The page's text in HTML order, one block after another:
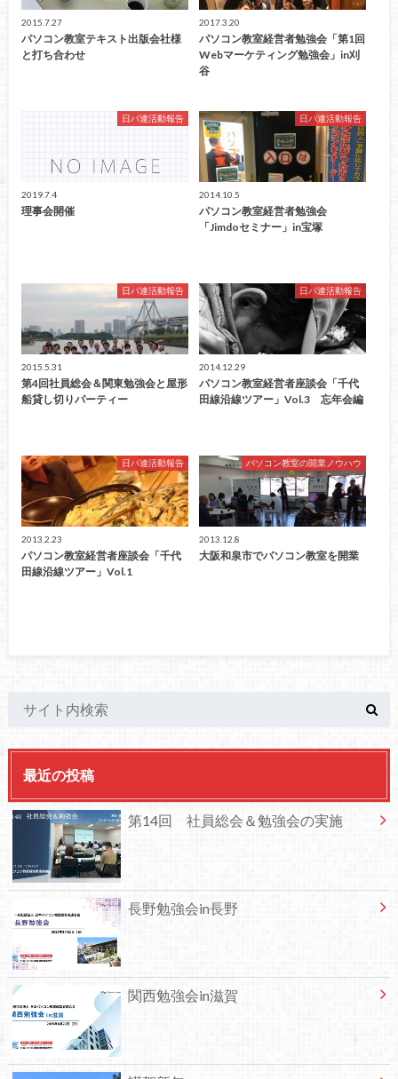
2015.7.27
パソコン教室テキスト出版会社様
と打ち合わせ
2017.3.20
パソコン教室経営者勉強会「第1回
Webマーケティング勉強会」in刈
谷
日パ連活動報告
2019.7.4
理事会開催
日パ連活動報告
2014.10.5
パソコン教室経営者勉強会
「Jimdoセミナー」in宝塚
日パ連活動報告
2015.5.31
第4回社員総会＆関東勉強会と屋形
船貸し切りパーティー
日パ連活動報告
2014.12.29
パソコン教室経営者座談会「千代
田線沿線ツアー」Vol.3 忘年会編
日パ連活動報告
2013.2.23
パソコン教室経営者座談会「千代
田線沿線ツアー」Vol.1
パソコン教室の開業ノウハウ
2013.12.8
大阪和泉市でパソコン教室を開業
最近の投稿
第14回 社員総会＆勉強会の実施
長野勉強会in長野
関西勉強会in滋賀